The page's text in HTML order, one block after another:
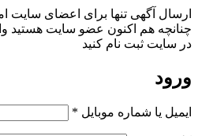
ارسال آگهی تنها برای اعضای سایت
چنانچه هم‌ اکنون عضو سایت هستید
در سایت ثبت نام کنید
ورود
ایمیل یا شماره موبایل *